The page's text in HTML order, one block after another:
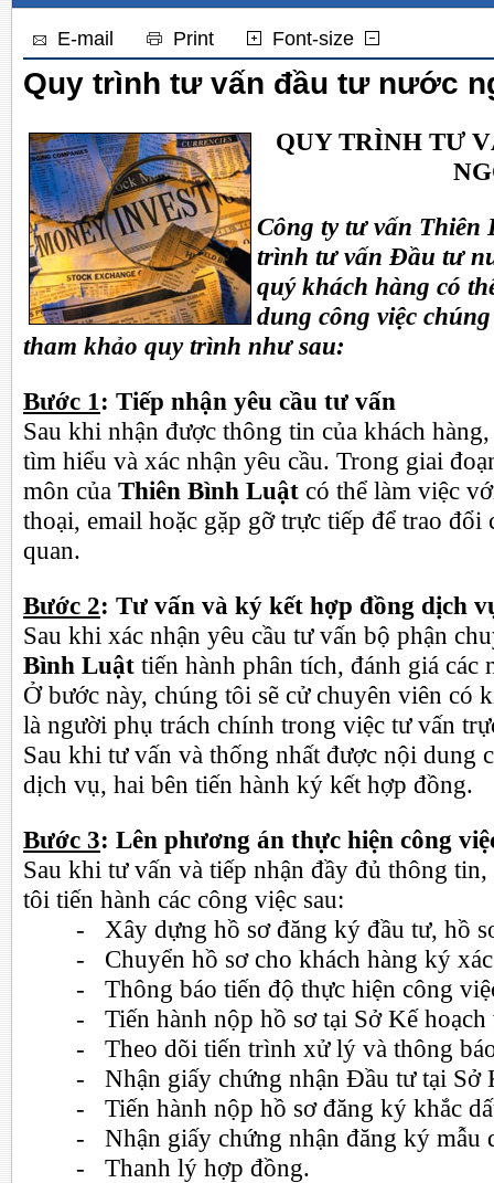
E-mail Print Font-size
Quy trình tư vấn đầu tư nước
QUY TRÌNH TƯ
Công ty tư vấn
trình tư vấn Đầu tư
quý khách hàng có
dung công việc
tham khảo quy trình như sau:
Bước 1: Tiếp nhận yêu cầu tư vấn
Sau khi nhận được thông tin của khách
tìm hiểu và xác nhận yêu cầu. Trong giai
môn của Thiên Bình Luật có thể làm việc
thoại, email hoặc gặp gỡ trực tiếp để trao đổi
quan.
Bước 2: Tư vấn và ký kết hợp đồng dịch
Sau khi xác nhận yêu cầu tư vấn bộ phận
Bình Luật tiến hành phân tích, đánh giá các
Ở bước này, chúng tôi sẽ cử chuyên viên có
là người phụ trách chính trong việc tư vấn
Sau khi tư vấn và thống nhất được nội dung
dịch vụ, hai bên tiến hành ký kết hợp đồng.
Bước 3: Lên phương án thực hiện công
Sau khi tư vấn và tiếp nhận đầy đủ thông
tôi tiến hành các công việc sau:
- Xây dựng hồ sơ đăng ký đầu tư, hồ
- Chuyển hồ sơ cho khách hàng ký
- Thông báo tiến độ thực hiện công
- Tiến hành nộp hồ sơ tại Sở Kế
- Theo dõi tiến trình xử lý và thông
- Nhận giấy chứng nhận Đầu tư tại Sở
- Tiến hành nộp hồ sơ đăng ký khắc
- Nhận giấy chứng nhận đăng ký mẫu
- Thanh lý hợp đồng.